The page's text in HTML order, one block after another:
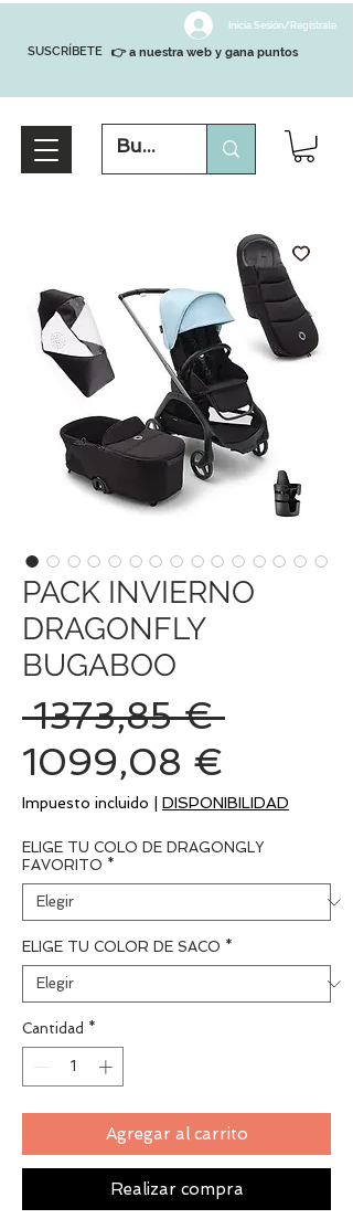
SUSCRÍBETE
Inicia Sesión/Regístrate
👉 a nuestra web y gana puntos
PACK INVIERNO
DRAGONFLY
BUGABOO
1373,85 € Precio
1099,08 €
de
oferta
Impuesto incluido DISPONIBILIDAD
ELIGE TU COLO DE DRAGONGLY
FAVORITO *
ELIGE TU COLOR DE SACO *
Cantidad *
Agregar al carrito
Realizar compra